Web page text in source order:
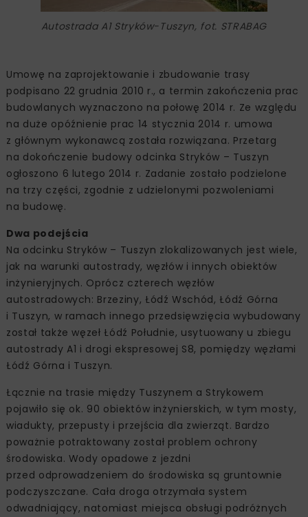
Autostrada A1 Stryków-Tuszyn, fot. STRABAG
Umowę na zaprojektowanie i zbudowanie trasy
podpisano 22 grudnia 2010 r., a termin zakończenia prac
budowlanych wyznaczono na połowę 2014 r. Ze względu
na duże opóźnienie prac 14 stycznia 2014 r. umowa
z głównym wykonawcą została rozwiązana. Przetarg
na dokończenie budowy odcinka Stryków – Tuszyn
ogłoszono 6 lutego 2014 r. Zadanie zostało podzielone
na trzy części, zgodnie z udzielonymi pozwoleniami
na budowę.
Dwa podejścia
Na odcinku Stryków – Tuszyn zlokalizowanych jest wiele,
jak na warunki autostrady, węzłów i innych obiektów
inżynieryjnych. Oprócz czterech węzłów
autostradowych: Brzeziny, Łódź Wschód, Łódź Górna
i Tuszyn, w ramach innego przedsięwzięcia wybudowany
został także węzeł Łódź Południe, usytuowany u zbiegu
autostrady A1 i drogi ekspresowej S8, pomiędzy węzłami
Łódź Górna i Tuszyn.
Łącznie na trasie między Tuszynem a Strykowem
pojawiło się ok. 90 obiektów inżynierskich, w tym mosty,
wiadukty, przepusty i przejścia dla zwierząt. Bardzo
poważnie potraktowany został problem ochrony
środowiska. Wody opadowe z jezdni
przed odprowadzeniem do środowiska są gruntownie
podczyszczane. Cała droga otrzymała system
odwadniający, natomiast miejsca obsługi podróżnych